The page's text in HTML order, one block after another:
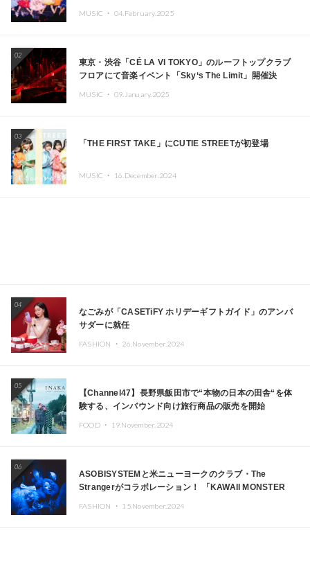
MUSIC ・ 04.February.2025
02
東京・渋谷「CÉ LA VI TOKYO」のルーフトップクラブ
フロアにて音楽イベント「Sky‘s The Limit」開催決
MUSIC ・ 09.January.2025
03
「THE FIRST TAKE」にCUTIE STREETが初登場
MUSIC ・ 16.December.2024
04
なごみが「CASETiFY ホリデーギフトガイド」のアンバ
サダーに就任
FASHION ・ 26.November.2024
05
【Channel47】長野県飯田市で“本物の日本の田舎“を体
験する、インバウンド向け旅行商品の販売を開始
FOOD ・ 19.November.2024
06
ASOBISYSTEMと米ニューヨークのクラブ・The
Strangerがコラボレーション！ 「KAWAII MONSTER
FASHION ・ 15.November.2024